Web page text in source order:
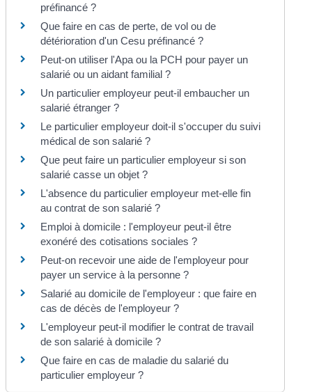
préfinancé ?
Que faire en cas de perte, de vol ou de
détérioration d'un Cesu préfinancé ?
Peut-on utiliser l'Apa ou la PCH pour payer un
salarié ou un aidant familial ?
Un particulier employeur peut-il embaucher un
salarié étranger ?
Le particulier employeur doit-il s'occuper du suivi
médical de son salarié ?
Que peut faire un particulier employeur si son
salarié casse un objet ?
L'absence du particulier employeur met-elle fin
au contrat de son salarié ?
Emploi à domicile : l'employeur peut-il être
exonéré des cotisations sociales ?
Peut-on recevoir une aide de l'employeur pour
payer un service à la personne ?
Salarié au domicile de l'employeur : que faire en
cas de décès de l'employeur ?
L'employeur peut-il modifier le contrat de travail
de son salarié à domicile ?
Que faire en cas de maladie du salarié du
particulier employeur ?